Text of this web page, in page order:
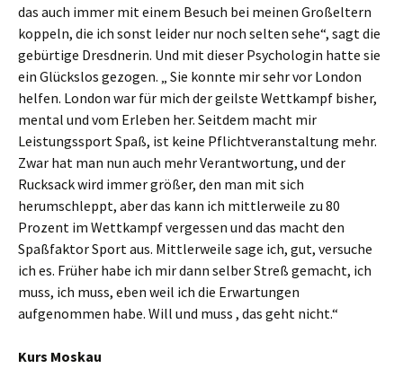
das auch immer mit einem Besuch bei meinen Großeltern
koppeln, die ich sonst leider nur noch selten sehe“, sagt die
gebürtige Dresdnerin. Und mit dieser Psychologin hatte sie
ein Glückslos gezogen. „ Sie konnte mir sehr vor London
helfen. London war für mich der geilste Wettkampf bisher,
mental und vom Erleben her. Seitdem macht mir
Leistungssport Spaß, ist keine Pflichtveranstaltung mehr.
Zwar hat man nun auch mehr Verantwortung, und der
Rucksack wird immer größer, den man mit sich
herumschleppt, aber das kann ich mittlerweile zu 80
Prozent im Wettkampf vergessen und das macht den
Spaßfaktor Sport aus. Mittlerweile sage ich, gut, versuche
ich es. Früher habe ich mir dann selber Streß gemacht, ich
muss, ich muss, eben weil ich die Erwartungen
aufgenommen habe. Will und muss , das geht nicht.“
Kurs Moskau